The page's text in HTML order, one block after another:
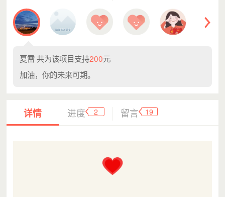
夏雷共为该项目支持200元
加油，你的未来可期。
详情 进度 2 留言 19